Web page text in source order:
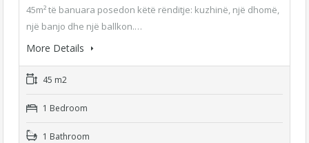
45m² të banuara posedon këtë rënditje: kuzhinë, një dhomë,
një banjo dhe një ballkon.…
More Details
45 m2
1 Bedroom
1 Bathroom